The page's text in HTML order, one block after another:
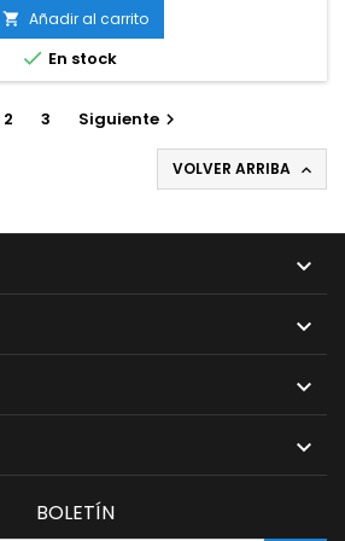
 Añadir al carrito
 En stock
2 3 Siguiente
VOLVER ARRIBA 




BOLETÍN